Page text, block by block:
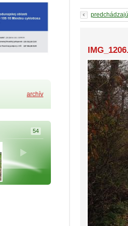
archív
54